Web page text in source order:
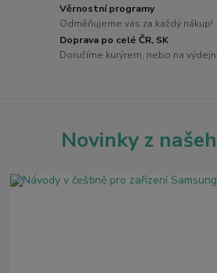
Věrnostní programy
Odměňujeme vás za každý nákup!
Doprava po celé ČR, SK
Doručíme kurýrem, nebo na
Novinky z